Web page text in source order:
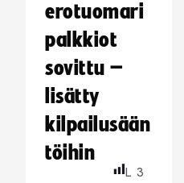
erotuomari
palkkiot
sovittu –
lisätty
kilpailusään
töihin
L 3